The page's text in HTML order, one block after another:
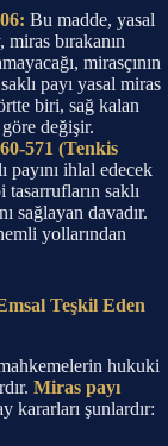
Bu madde, yasal
bırakanın
mirasçının
payı yasal miras
biri, sağ kalan
değişir.
571 (Tenkis
payını ihlal edecek
tasarrufların saklı
sağlayan davadır.
yollarından
Teşkil Eden
hukuki
Miras payı
kararları şunlardır: